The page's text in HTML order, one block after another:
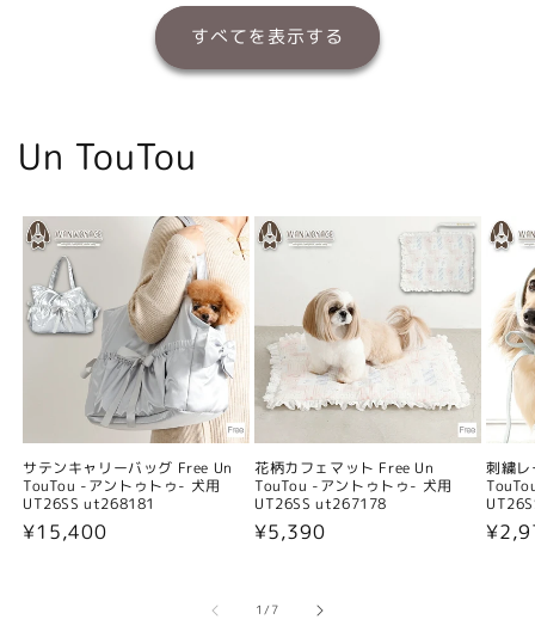
すべてを表示する
Un TouTou
サテンキャリーバッグ Free Un
TouTou -アントゥトゥ- 犬用
UT26SS ut268181
通
¥15,400
花柄カフェマット Free Un
TouTou -アントゥトゥ- 犬用
UT26SS ut267178
通
格
¥5,390
刺繍
通
1/の
7